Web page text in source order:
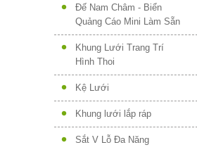
Đế Nam Châm - Biển
Quảng Cáo Mini Làm Sẵn
Khung Lưới Trang Trí
Hình Thoi
Kệ Lưới
Khung lưới lắp ráp
Sắt V Lỗ Đa Năng